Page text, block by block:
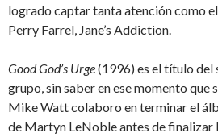
logrado captar tanta atención como
Perry Farrel, Jane’s Addiction.
Good God’s Urge(1996) es el título del
grupo, sin saber en ese momento que
Mike Watt colaboro en terminar el
de Martyn LeNoble antes de finalizar